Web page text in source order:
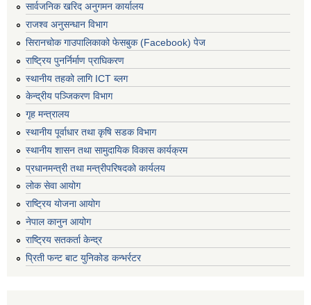
सार्वजनिक खरिद अनुगमन कार्यालय
राजश्व अनुसन्धान विभाग
सिरानचोक गाउपालिकाको फेसबुक (Facebook) पेज
राष्ट्रिय पुनर्निर्माण प्राघिकरण
स्थानीय तहको लागि ICT ब्लग
केन्द्रीय पञ्जिकरण विभाग
गृह मन्त्रालय
स्थानीय पूर्वाधार तथा कृषि सडक विभाग
स्थानीय शासन तथा सामुदायिक विकास कार्यक्रम
प्रधानमन्त्री तथा मन्त्रीपरिषदको कार्यलय
लोक सेवा आयोग
राष्ट्रिय योजना आयोग
नेपाल कानुन आयोग
राष्ट्रिय सतकर्ता केन्द्र
प्रिती फन्ट बाट युनिकोड कन्भर्रटर